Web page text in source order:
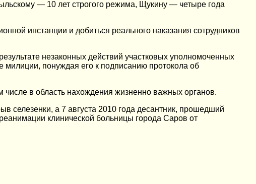
— 10 лет строгого режима, Щукину — четыре года
инстанции и добиться реального наказания сотрудников
незаконных действий участковых уполномоченных
милиции, понуждая его к подписанию протокола об
в область нахождения жизненно важных органов.
селезенки, а 7 августа 2010 года десантник, прошедший
клинической больницы города Саров от